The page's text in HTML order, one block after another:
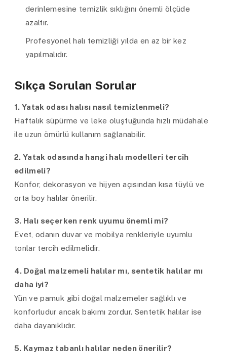
derinlemesine temizlik sıklığını önemli ölçüde
azaltır.
Profesyonel halı temizliği yılda en az bir kez
yapılmalıdır.
Sıkça Sorulan Sorular
1. Yatak odası halısı nasıl temizlenmeli?
Haftalık süpürme ve leke oluştuğunda hızlı müdahale
ile uzun ömürlü kullanım sağlanabilir.
2. Yatak odasında hangi halı modelleri tercih
edilmeli?
Konfor, dekorasyon ve hijyen açısından kısa tüylü ve
orta boy halılar önerilir.
3. Halı seçerken renk uyumu önemli mi?
Evet, odanın duvar ve mobilya renkleriyle uyumlu
tonlar tercih edilmelidir.
4. Doğal malzemeli halılar mı, sentetik halılar mı
daha iyi?
Yün ve pamuk gibi doğal malzemeler sağlıklı ve
konforludur ancak bakımı zordur. Sentetik halılar ise
daha dayanıklıdır.
5. Kaymaz tabanlı halılar neden önerilir?